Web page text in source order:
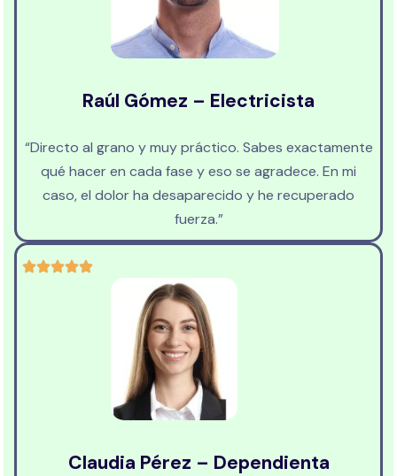
Raúl Gómez – Electricista
“Directo al grano y muy práctico. Sabes exactamente
qué hacer en cada fase y eso se agradece. En mi
caso, el dolor ha desaparecido y he recuperado
fuerza.”
Claudia Pérez – Dependienta